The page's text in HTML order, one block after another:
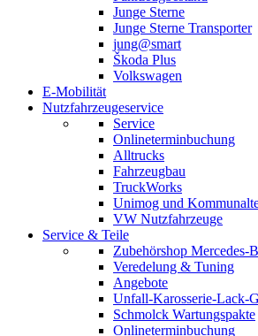
Junge Sterne
Junge Sterne Transporter
jung@smart
Škoda Plus
Volkswagen
E-Mobilität
Nutzfahrzeugeservice
Service
Onlineterminbuchung
Alltrucks
Fahrzeugbau
TruckWorks
Unimog und
VW Nutzfahrzeuge
Service & Teile
Zubehörshop Mercedes-
Veredelung & Tuning
Angebote
Unfall-Karosserie-Lack-
Schmolck Wartungspakte
Onlineterminbuchung